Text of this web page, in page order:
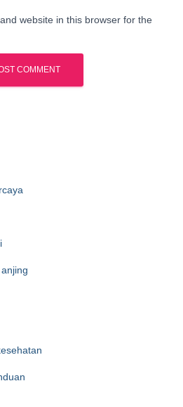
website in this browser for the